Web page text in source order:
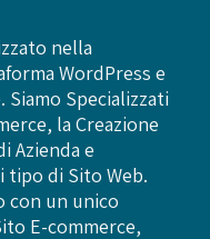
nella
WordPress e
Specializzati
la Creazione
Azienda e
tipo di Sito Web.
con un unico
E-commerce,